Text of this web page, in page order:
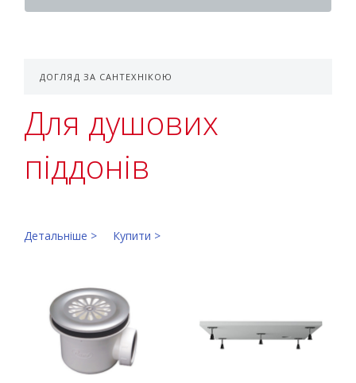
navigation
ДОГЛЯД ЗА САНТЕХНІКОЮ
Для душових
піддонів
Детальніше > Купити >